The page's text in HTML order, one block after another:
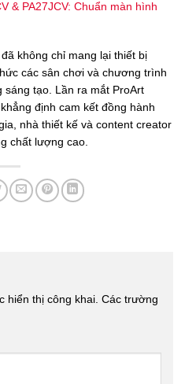
không chỉ mang lại thiết bị
các sân chơi và chương trình
tạo. Lần ra mắt ProArt
định cam kết đồng hành
nhà thiết kế và content creator
chất lượng cao.
hiển thị công khai. Các trường